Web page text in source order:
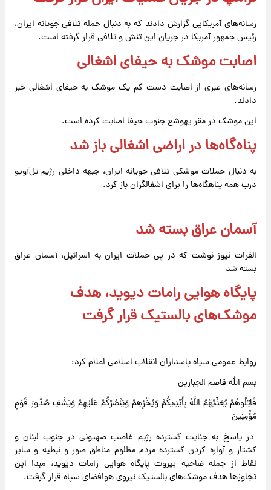
رسانه‌های آمریکایی گزارش دادند که به دنبال حمله تلافی جویانه ایران،
رئیس جمهور آمریکا در جریان این تنش و تلافی قرار گرفته است.
اصابت موشک به حیفای اشغالی
رسانه‌های عبری از اصابت دست کم یک موشک به حیفای اشغالی خبر
دادند.
این موشک در مقر یهوشع جنوب حیفا اصابت کرده است.
پناه‌گاه‌ها در اراضی اشغالی باز شد
به دنبال حملات موشکی تلافی جویانه ایران، جبهه داخلی رژیم تل‌آویو
درب همه پناهگاه‌ها را برای اشغالگران باز کرد.
آسمان عراق بسته شد
الفرات نیوز نوشت که در پی حملات ایران به اسرائیل، آسمان عراق
بسته شد
پایگاه هوایی رامات دیوید، هدف
موشک‌های بالستیک قرار گرفت
روابط عمومی سپاه پاسداران انقلاب اسلامی اعلام کرد:
بسم الله قاصم الجبارین
قَاتِلُوهُمْ یُعَذِّبْهُمُ اللَّهُ بِأَیْدِیکُمْ وَیُخْزِهِمْ وَیَنْصُرْکُمْ عَلَیْهِمْ وَیَشْفِ صُدُورَ قَوْمٍ
مُؤْمِنِینَ
در پاسخ به جنایت گسترده رژیم غاصب صهیونی در جنوب لبنان و
کشتار و آواره کردن گسترده مردم مظلوم مناطق صور و نبطیه و سایر
نقاط از جمله ضاحیه بیروت پایگاه هوایی رامات دیوید، مبدا این
تجاوزها هدف موشک‌های بالستیک نیروی هوافضای سپاه قرار گرفت.